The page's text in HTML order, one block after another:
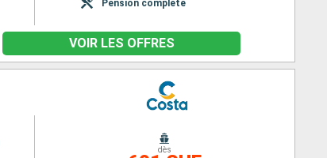
Pension complète
VOIR LES OFFRES
dès